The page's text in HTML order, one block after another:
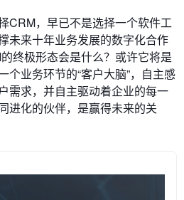
CRM，早已不是选择一个软件工
未来十年业务发展的数字化合作
终极形态会是什么？或许它将是
个业务环节的“客户大脑”，自主感
需求，并自主驱动着企业的每一
进化的伙伴，是赢得未来的关